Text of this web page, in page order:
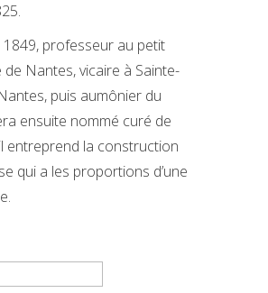
1849, professeur au petit
de Nantes, vicaire à Sainte-
puis aumônier du
ensuite nommé curé de
entreprend la construction
qui a les proportions d’une
: